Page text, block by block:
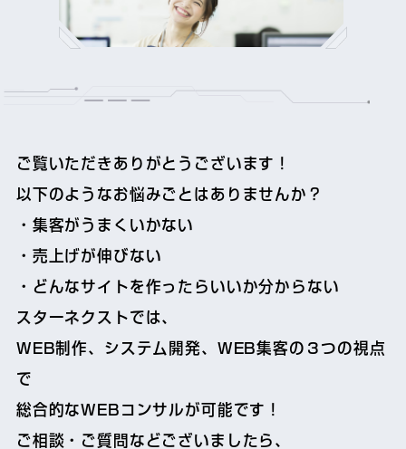
ご覧いただきありがとうございます！
以下のようなお悩みごとはありませんか？
・集客がうまくいかない
・売上げが伸びない
・どんなサイトを作ったらいいか分からない
スターネクストでは、
WEB制作、システム開発、WEB集客の３つの視点
で
総合的なWEBコンサルが可能です！
ご相談・ご質問などございましたら、